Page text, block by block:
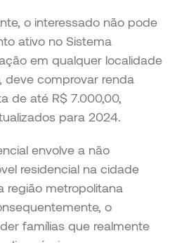
o interessado não pode
ativo no Sistema
em qualquer localidade
deve comprovar renda
de até R$ 7.000,00,
para 2024.
envolve a não
residencial na cidade
região metropolitana
o
famílias que realmente